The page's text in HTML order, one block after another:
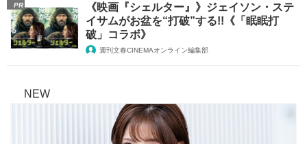
PR
《映画『シェルター』》ジェイソン・ステ
イサムがお盆を“打破”する!!《「眠眠打
破」コラボ》
週刊文春CINEMAオンライン編集部
NEW